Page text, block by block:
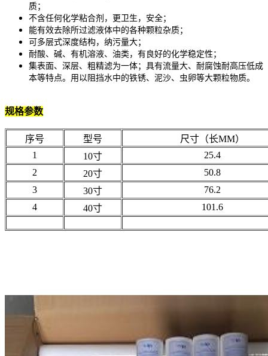
质；
不含任何化学粘合剂，更卫生，安全；
能有效去除所过滤液体中的各种颗粒杂质；
可多层式深度结构，纳污量大；
耐酸、碱、有机溶液、油类，有良好的化学稳定性；
集表面、深层、粗精滤为一体；具有流量大、耐腐蚀耐高压低成
本等特点。用以阻挡水中的铁锈、泥沙、虫卵等大颗粒物质。
规格参数
序号 型号
尺寸（长MM）
1
10寸
25.4
2
20寸
50.8
3
30寸
76.2
4
40寸 101.6